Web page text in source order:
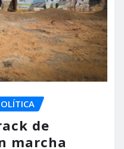
de
marcha